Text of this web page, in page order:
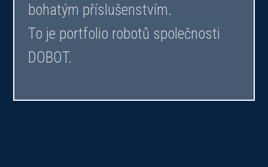
bohatým příslušenstvím.
To je portfolio robotů společnosti
DOBOT.